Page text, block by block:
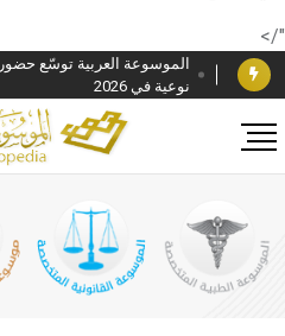
"/>
الموسوعة العربية توسّع
نوعية في 2026
فوز الأستاذ الدكتور وليد
المخطوطات في العاصمة
جائزة مجمع الملك سلمان العالمي
الأستاذ إياد خالد الطباع مدير
السيد محمد ياسين صالح وزيرا